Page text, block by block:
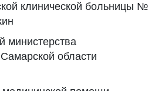
клинической больницы №
министерства
области